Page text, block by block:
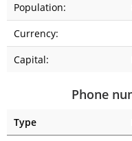
Population:
Currency:
Capital:
Phone
Type